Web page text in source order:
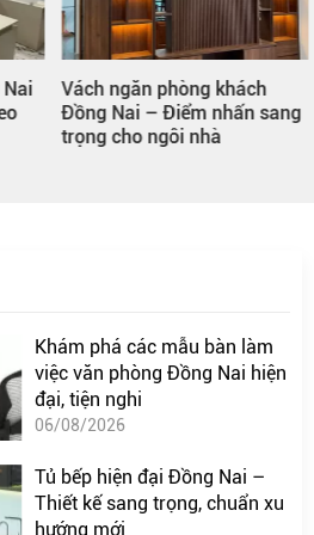
Vách ngăn phòng khách
Đồng Nai – Điểm nhấn sang
trọng cho ngôi nhà
Khám phá các mẫu bàn làm
việc văn phòng Đồng Nai hiện
đại, tiện nghi
06/08/2026
Tủ bếp hiện đại Đồng Nai –
Thiết kế sang trọng, chuẩn xu
hướng mới